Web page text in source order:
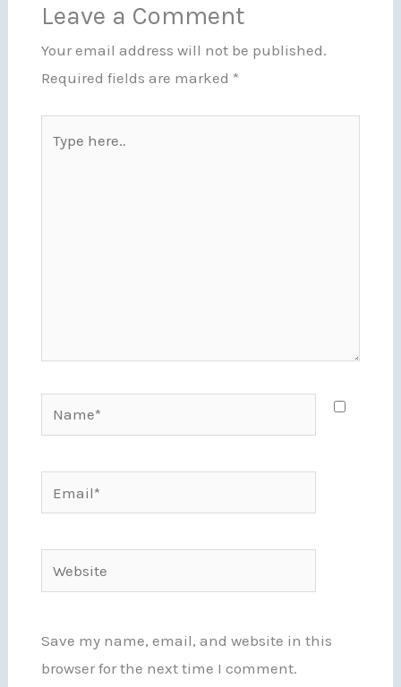
Leave a Comment
Your email address will not be published.
Required fields are marked *
here..
Website
Save my name, email, and website in this
browser for the next time I comment.